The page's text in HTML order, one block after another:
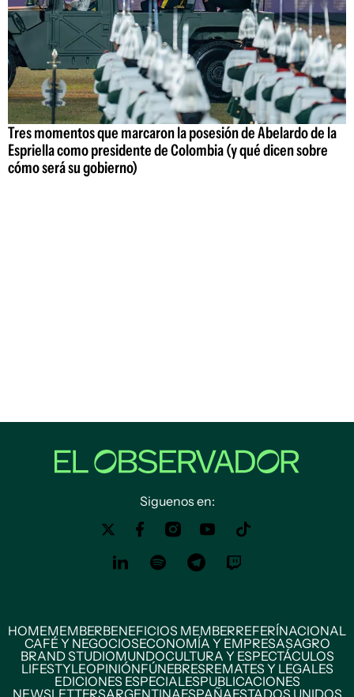
Tres momentos que marcaron la posesión de Abelardo de la
Espriella como presidente de Colombia (y qué dicen sobre
cómo será su gobierno)
Siguenos en:
HOMEMEMBERBENEFICIOS MEMBERREFERÍNACIONAL
CAFÉ Y NEGOCIOSECONOMÍA Y EMPRESASAGRO
BRAND STUDIOMUNDOCULTURA Y ESPECTÁCULOS
LIFESTYLEOPINIÓNFÚNEBRESREMATES Y LEGALES
EDICIONES ESPECIALESPUBLICACIONES
NEWSLETTERSARGENTINAESPAÑAESTADOS UNIDOS